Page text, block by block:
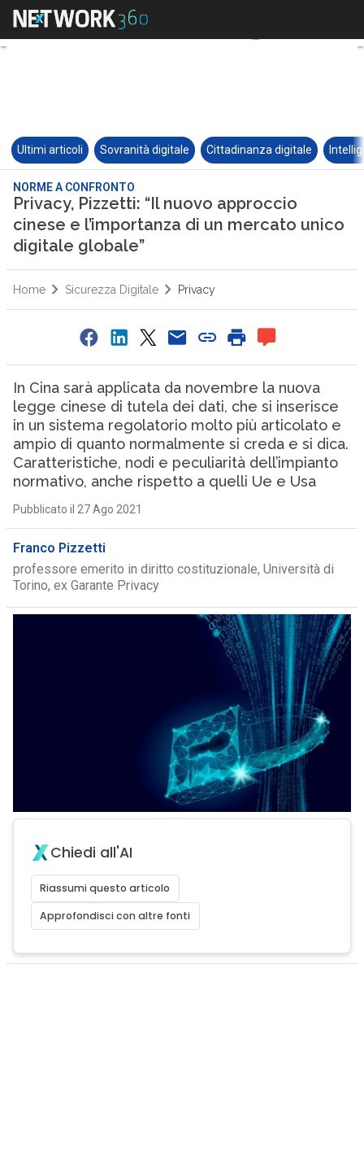
Ultimi articoli Sovranità digitale Cittadinanza digitale
NORME A CONFRONTO
Privacy, Pizzetti: “Il nuovo approccio
cinese e l’importanza di un mercato unico
digitale globale”
Home Sicurezza Digitale Privacy
In Cina sarà applicata da novembre la nuova
legge cinese di tutela dei dati, che si inserisce
in un sistema regolatorio molto più articolato e
ampio di quanto normalmente si creda e si dica.
Caratteristiche, nodi e peculiarità dell’impianto
normativo, anche rispetto a quelli Ue e Usa
Pubblicato il 27 Ago 2021
Franco Pizzetti
professore emerito in diritto costituzionale, Università di
Torino, ex Garante Privacy
Chiedi all'AI
Riassumi questo articolo
Approfondisci con altre fonti